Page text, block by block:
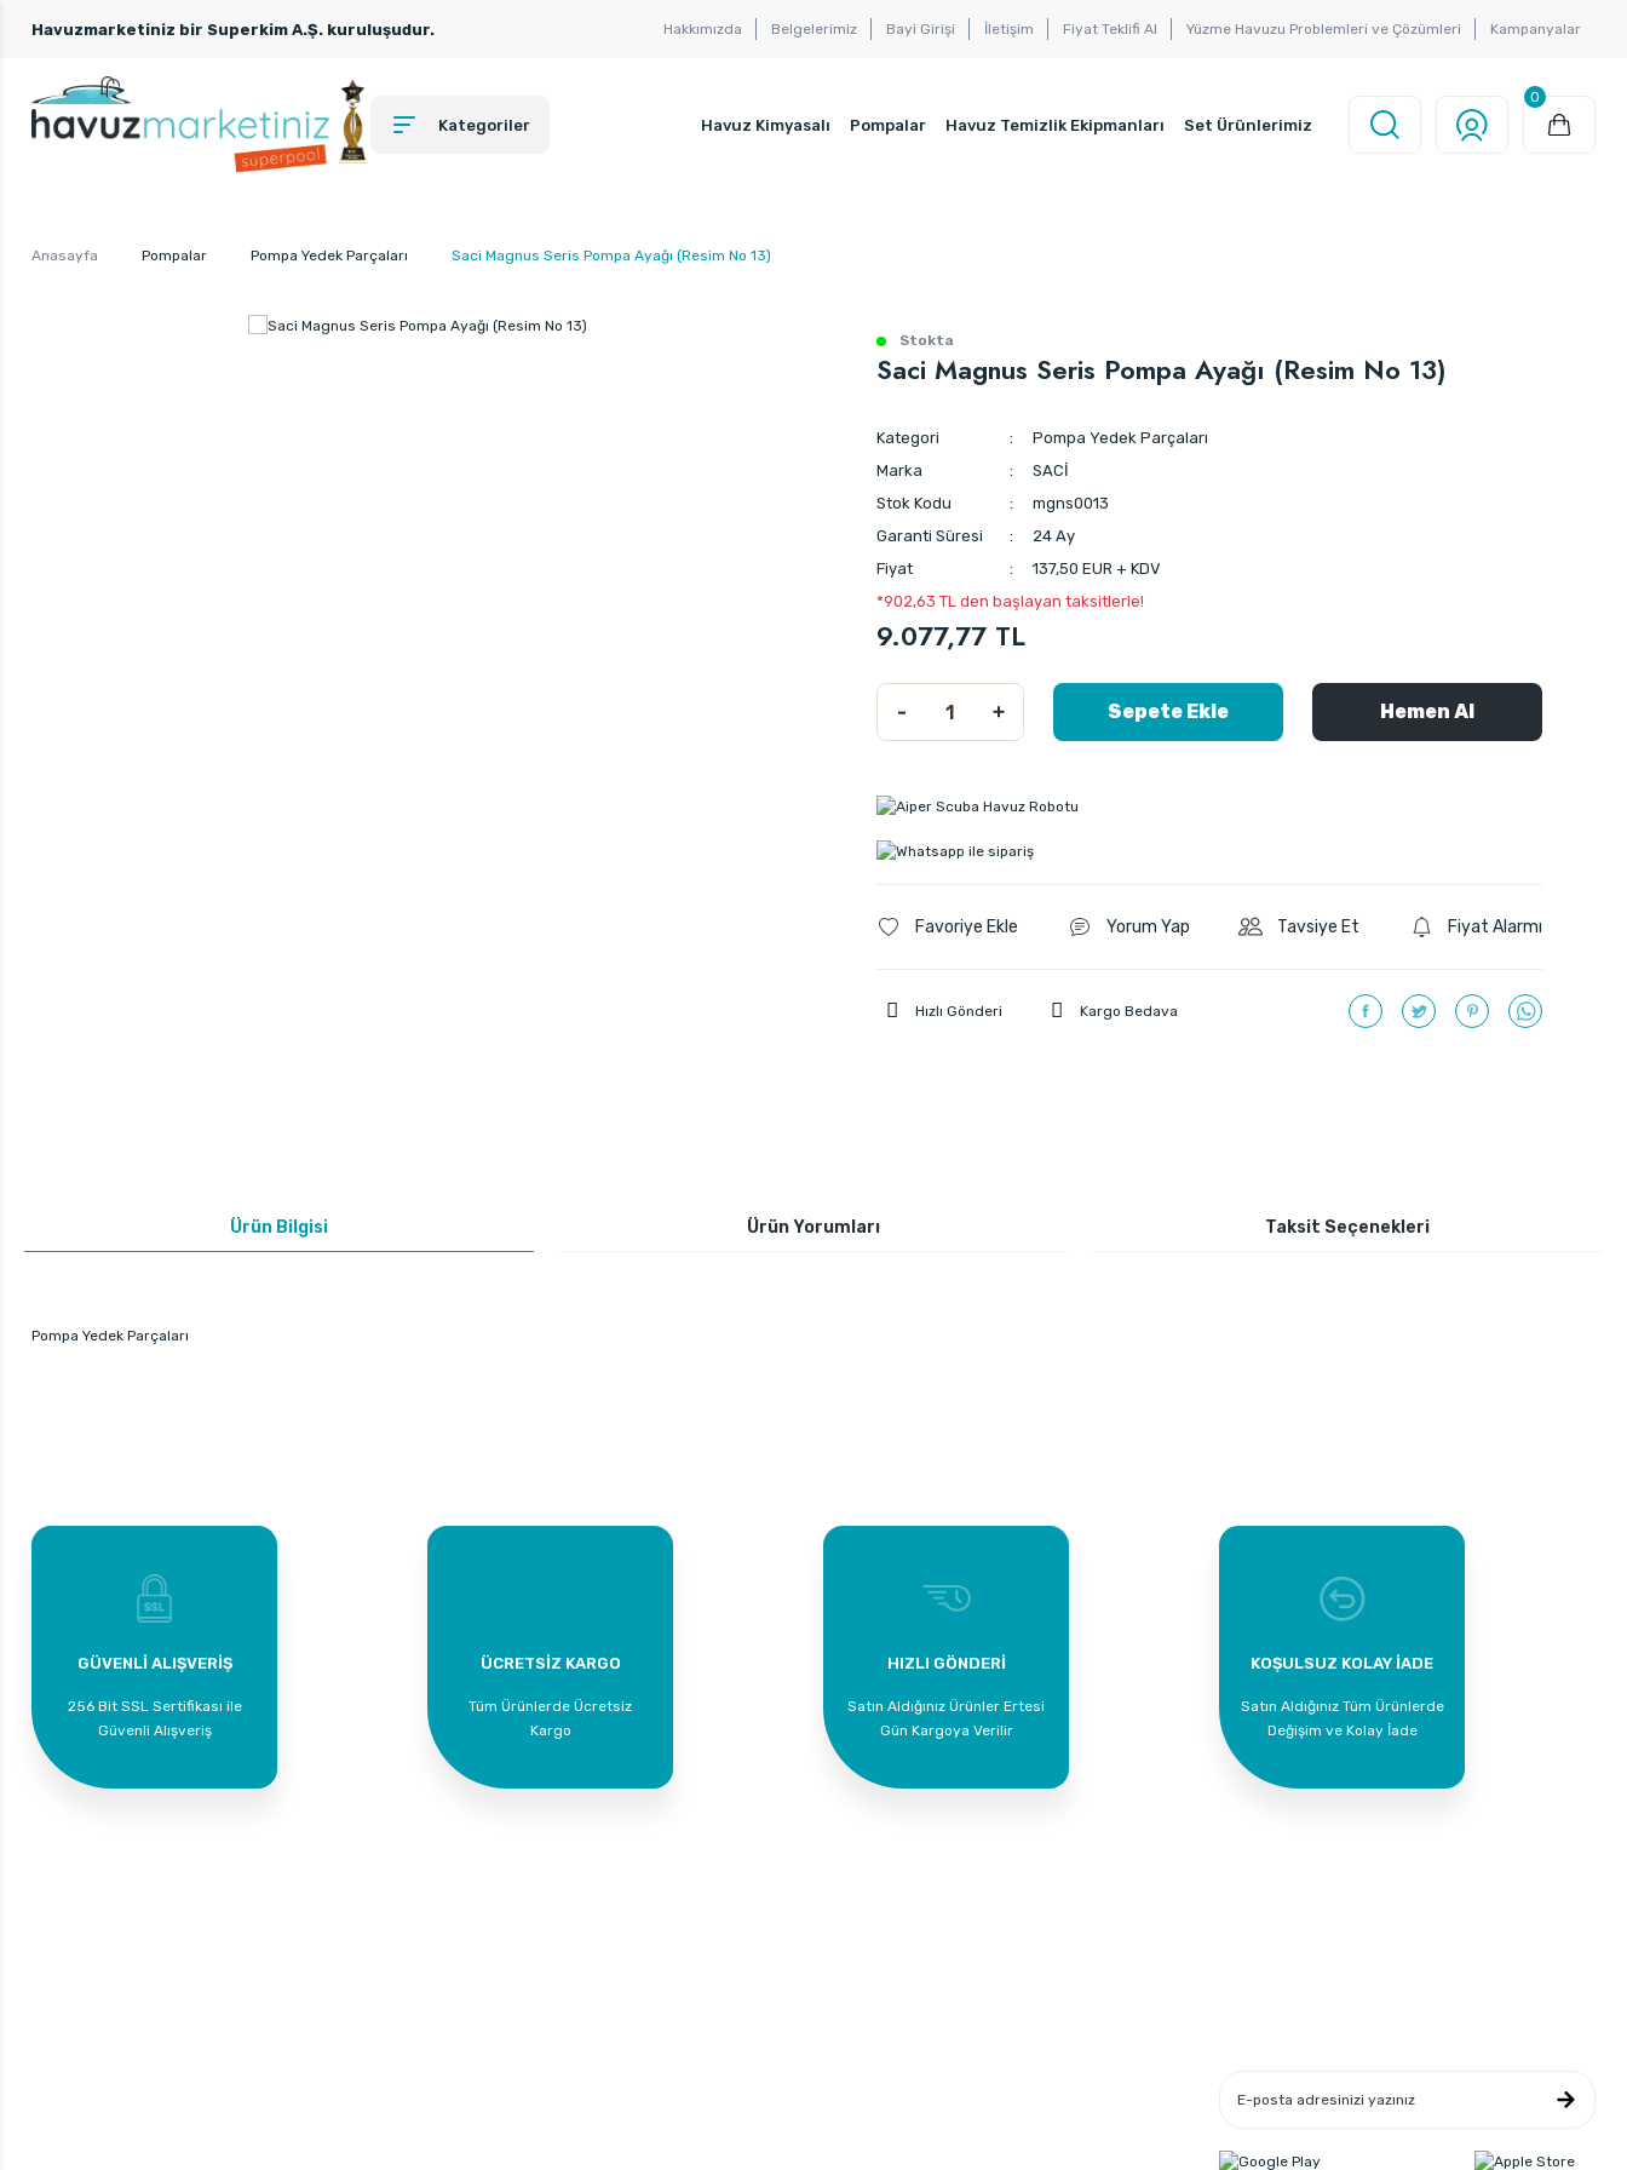
Havuzmarketiniz bir Superkim A.Ş. kuruluşudur. Hakkımızda Belgelerimiz Bayi Girişi İletişim Fiyat Teklifi Al Yüzme Havuzu Problemleri ve Çözümleri Kampanyalar
Kategoriler Havuz Kimyasalı Pompalar Havuz Temizlik Ekipmanları Set Ürünlerimiz
0
Anasayfa Pompalar Pompa Yedek Parçaları Saci Magnus Seris Pompa Ayağı (Resim No 13)
Stokta
Saci Magnus Seris Pompa Ayağı (Resim No 13)
Kategori
Pompa Yedek Parçaları
Marka
SACİ
Stok Kodu
mgns0013
Garanti Süresi
24 Ay
Fiyat
137,50 EUR + KDV
*902,63 TL den başlayan taksitlerle!
9.077,77 TL
Sepete Ekle Hemen Al
Yorum Yap Tavsiye Et Fiyat Alarmı
Hızlı Gönderi Kargo Bedava
Ürün Bilgisi Ürün Yorumları Taksit Seçenekleri
Pompa Yedek Parçaları
GÜVENLİ ALIŞVERİŞ
256 Bit SSL Sertifikası ile
Güvenli Alışveriş
ÜCRETSİZ KARGO
Tüm Ürünlerde Ücretsiz
Kargo
HIZLI GÖNDERİ
Satın Aldığınız Ürünler Ertesi
Gün Kargoya Verilir
KOŞULSUZ KOLAY İADE
Satın Aldığınız Tüm Ürünlerde
Değişim ve Kolay İade